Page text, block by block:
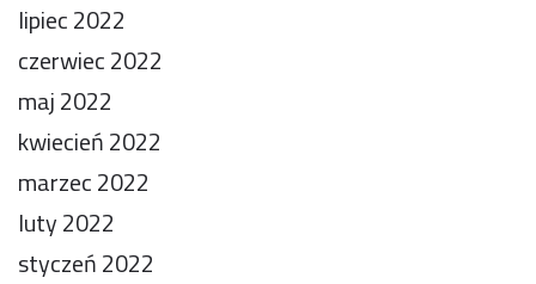
lipiec 2022
czerwiec 2022
maj 2022
kwiecień 2022
marzec 2022
luty 2022
styczeń 2022